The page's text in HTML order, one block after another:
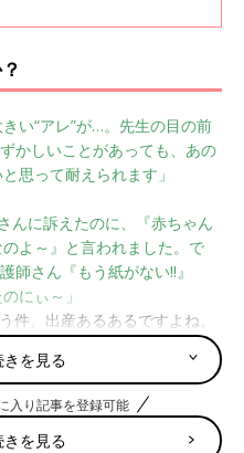
才）、次女な〜ちゃん（6
児に仕事に翻弄されながら
く描かれたさーたりさんの漫画
なれる」「働くママにみて欲し
ママの間でファンを増やしてい
ューの前編では、さーたりさん
になったきっかけや、1人目
たりさんならではの保活エピソ
2人目出産のエピソードをお聞
い“アレ”が…。先生の目の前
かしいことがあっても、あの
思って耐えられます」
んに訴えたのに、『赤ちゃん
よ～』と言われました。で
師さん『もう紙がない!!』
にぃ～」
件、出産あるあるですよね。
ることがあるようで、助産師
首を摘むように指示されまし
！』。立会いは夫と実母。自
かなりシュールな光景でした
きを見る
入り記事を登録可能
を見る